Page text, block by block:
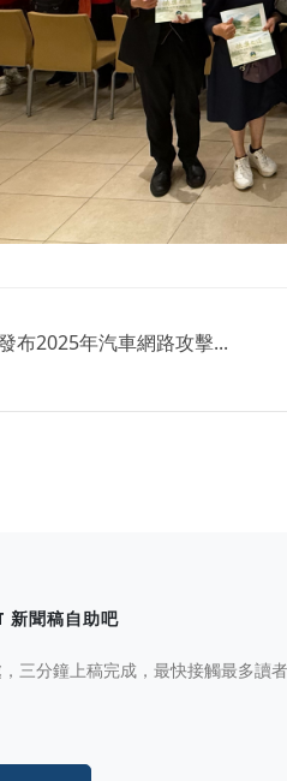
布2025年汽車網路攻擊...
新聞稿自助吧
三分鐘上稿完成，最快接觸最多讀